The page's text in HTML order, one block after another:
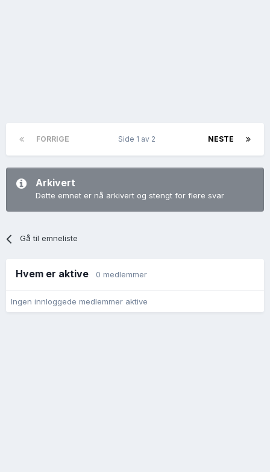
FORRIGE NESTE
Side 1 av 2
Arkivert
Dette emnet er nå arkivert og stengt for flere svar
Gå til emneliste
Hvem er aktive 0 medlemmer
Ingen innloggede medlemmer aktive